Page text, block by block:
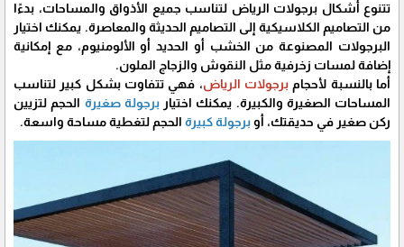
تتنوع أشكال برجولات الرياض لتناسب جميع الأذواق والمساحات، بدءًا
من التصاميم الكلاسيكية إلى التصاميم الحديثة والمعاصرة. يمكنك اختيار
البرجولات المصنوعة من الخشب أو الحديد أو الألومنيوم، مع إمكانية
إضافة لمسات زخرفية مثل النقوش والزجاج الملون.
أما بالنسبة لأحجام برجولات الرياض، فهي تتفاوت بشكل كبير لتناسب
المساحات الصغيرة والكبيرة. يمكنك اختياربرجولة صغيرة الحجم لتزيين
ركن صغير في حديقتك، أوبرجولة كبيرة الحجم لتغطية مساحة واسعة.